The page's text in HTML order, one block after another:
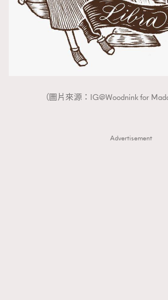
（圖片來源：IG@Woodnink for
Advertisement